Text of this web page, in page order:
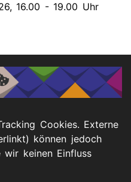
16.00 - 19.00 Uhr
Cookies. Externe
können jedoch
keinen Einfluss